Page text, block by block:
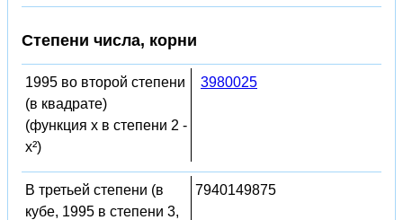
Степени числа, корни
1995 во второй степени
(в квадрате)
(функция x в степени 2 -
x²)
3980025
В третьей степени (в
кубе, 1995 в степени 3,
7940149875